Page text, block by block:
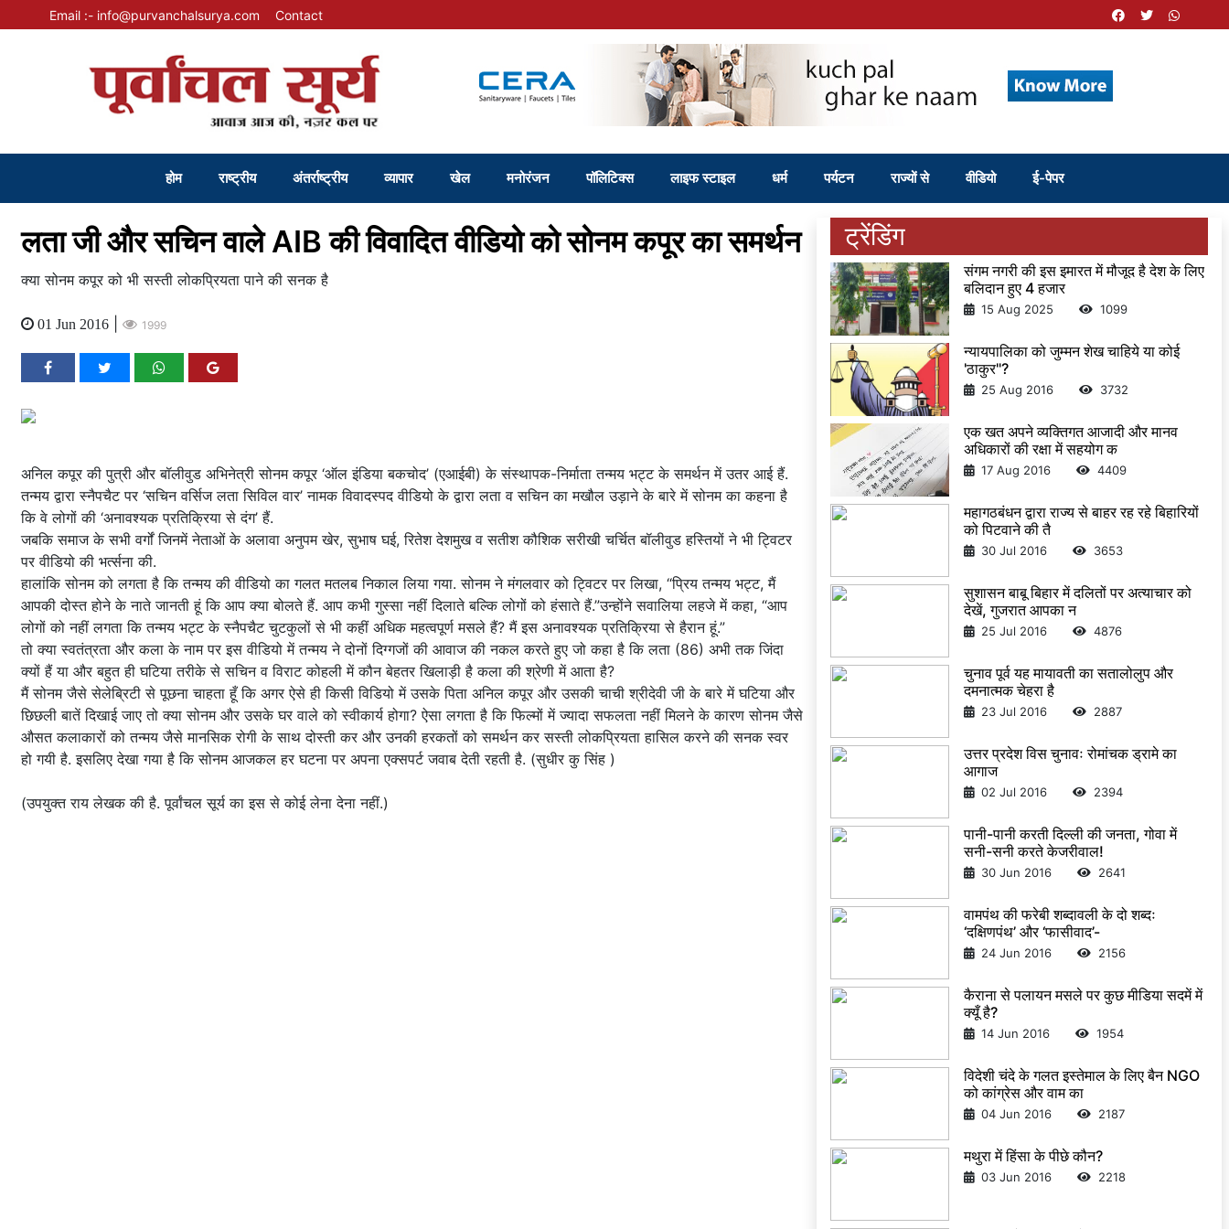
Email :- info@purvanchalsurya.com Contact
होम राष्ट्रीय अंतर्राष्ट्रीय व्यापार खेल मनोरंजन पॉलिटिक्स लाइफ स्टाइल धर्म पर्यटन राज्यों से वीडियो ई-पेपर
लता जी और सचिन वाले AIB की विवादित वीडियो को सोनम कपूर का समर्थन
क्या सोनम कपूर को भी सस्ती लोकप्रियता पाने की सनक है
01 Jun 2016 1999
अनिल कपूर की पुत्री और बॉलीवुड अभिनेत्री सोनम कपूर ‘ऑल इंडिया बकचोद’ (एआईबी) के संस्थापक-निर्माता तन्मय भट्ट के समर्थन में उतर आई हैं.
तन्मय द्वारा स्नैपचैट पर ‘सचिन वर्सिज लता सिविल वार’ नामक विवादस्पद वीडियो के द्वारा लता व सचिन का मखौल उड़ाने के बारे में सोनम का कहना है
कि वे लोगों की ‘अनावश्यक प्रतिक्रिया से दंग’ हैं.
जबकि समाज के सभी वर्गों जिनमें नेताओं के अलावा अनुपम खेर, सुभाष घई, रितेश देशमुख व सतीश कौशिक सरीखी चर्चित बॉलीवुड हस्तियों ने भी ट्विटर
पर वीडियो की भर्त्सना की.
हालांकि सोनम को लगता है कि तन्मय की वीडियो का गलत मतलब निकाल लिया गया. सोनम ने मंगलवार को ट्विटर पर लिखा, “प्रिय तन्मय भट्ट, मैं
आपकी दोस्त होने के नाते जानती हूं कि आप क्या बोलते हैं. आप कभी गुस्सा नहीं दिलाते बल्कि लोगों को हंसाते हैं.”उन्होंने सवालिया लहजे में कहा, “आप
लोगों को नहीं लगता कि तन्मय भट्ट के स्नैपचैट चुटकुलों से भी कहीं अधिक महत्वपूर्ण मसले हैं? मैं इस अनावश्यक प्रतिक्रिया से हैरान हूं.”
तो क्या स्वतंत्रता और कला के नाम पर इस वीडियो में तन्मय ने दोनों दिग्गजों की आवाज की नकल करते हुए जो कहा है कि लता (86) अभी तक जिंदा
क्यों हैं या और बहुत ही घटिया तरीके से सचिन व विराट कोहली में कौन बेहतर खिलाड़ी है कला की श्रेणी में आता है?
मैं सोनम जैसे सेलेब्रिटी से पूछना चाहता हूँ कि अगर ऐसे ही किसी विडियो में उसके पिता अनिल कपूर और उसकी चाची श्रीदेवी जी के बारे में घटिया और
छिछली बातें दिखाई जाए तो क्या सोनम और उसके घर वाले को स्वीकार्य होगा? ऐसा लगता है कि फिल्मों में ज्यादा सफलता नहीं मिलने के कारण सोनम जैसे
औसत कलाकारों को तन्मय जैसे मानसिक रोगी के साथ दोस्ती कर और उनकी हरकतों को समर्थन कर सस्ती लोकप्रियता हासिल करने की सनक स्वर
हो गयी है. इसलिए देखा गया है कि सोनम आजकल हर घटना पर अपना एक्सपर्ट जवाब देती रहती है. (सुधीर कु सिंह )
(उपयुक्त राय लेखक की है. पूर्वांचल सूर्य का इस से कोई लेना देना नहीं.)
ट्रेंडिंग
संगम नगरी की इस इमारत में मौजूद है देश के लिए
बलिदान हुए 4 हजार
15 Aug 2025 1099
न्यायपालिका को जुम्मन शेख चाहिये या कोई
'ठाकुर"?
25 Aug 2016 3732
एक खत अपने व्यक्तिगत आजादी और मानव
अधिकारों की रक्षा में सहयोग क
17 Aug 2016 4409
महागठबंधन द्वारा राज्य से बाहर रह रहे बिहारियों
को पिटवाने की तै
30 Jul 2016 3653
सुशासन बाबू बिहार में दलितों पर अत्याचार को
देखें, गुजरात आपका न
25 Jul 2016 4876
चुनाव पूर्व यह मायावती का सतालोलुप और
दमनात्मक चेहरा है
23 Jul 2016 2887
उत्तर प्रदेश विस चुनावः रोमांचक ड्रामे का
आगाज
02 Jul 2016 2394
पानी-पानी करती दिल्ली की जनता, गोवा में
सनी-सनी करते केजरीवाल!
30 Jun 2016 2641
वामपंथ की फरेबी शब्दावली के दो शब्दः
‘दक्षिणपंथ’ और ‘फासीवाद’-
24 Jun 2016 2156
कैराना से पलायन मसले पर कुछ मीडिया सदमें में
क्यूँ है?
14 Jun 2016 1954
विदेशी चंदे के गलत इस्तेमाल के लिए बैन NGO
को कांग्रेस और वाम का
04 Jun 2016 2187
मथुरा में हिंसा के पीछे कौन?
03 Jun 2016 2218